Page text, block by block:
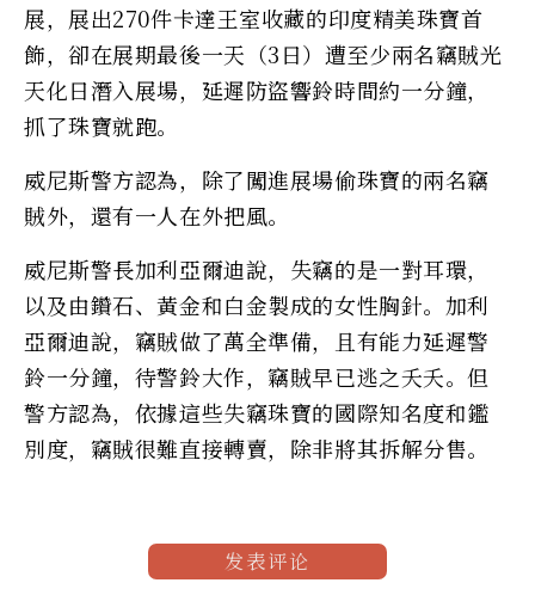
展，展出270件卡達王室收藏的印度精美珠寶首
飾，卻在展期最後一天（3日）遭至少兩名竊賊光
天化日潛入展場，延遲防盜響鈴時間約一分鐘，
抓了珠寶就跑。
威尼斯警方認為，除了闖進展場偷珠寶的兩名竊
賊外，還有一人在外把風。
威尼斯警長加利亞爾迪說，失竊的是一對耳環，
以及由鑽石、黃金和白金製成的女性胸針。加利
亞爾迪說，竊賊做了萬全準備，且有能力延遲警
鈴一分鐘，待警鈴大作，竊賊早已逃之夭夭。但
警方認為，依據這些失竊珠寶的國際知名度和鑑
別度，竊賊很難直接轉賣，除非將其拆解分售。
发表评论